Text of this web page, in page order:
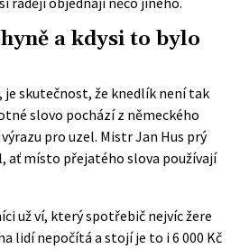
a kdysi to bylo
je skutečnost, že knedlík není tak
slovo pochází z německého
pro uzel. Mistr Jan Hus prý
ať místo přejatého slova používají
už ví, který spotřebič nejvíc žere
lidí nepočítá a stojí je to i 6 000 Kč